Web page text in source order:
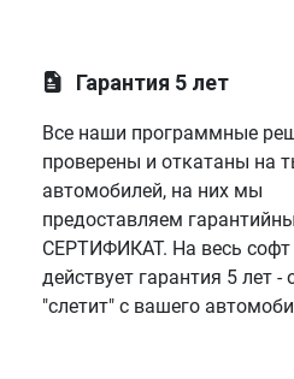
Гарантия 5 лет
Все наши программные
проверены и откатаны на
автомобилей, на них мы
предоставляем
СЕРТИФИКАТ. На весь софт
действует гарантия 5 лет -
"слетит" с вашего